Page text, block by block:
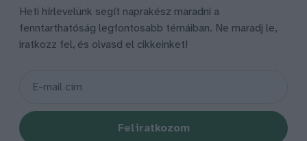
Heti hírlevelünk segít naprakész maradni a
fenntarthatóság legfontosabb témáiban. Ne maradj le,
iratkozz fel, és olvasd el cikkeinket!
Feliratkozom